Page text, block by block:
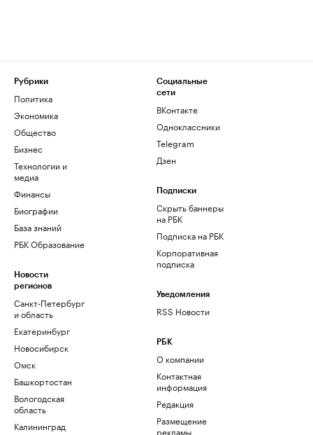
Рубрики
Политика
Экономика
Общество
Бизнес
Технологии и
медиа
Финансы
Биографии
База знаний
РБК Образование
Новости
регионов
Санкт-Петербург
и область
Екатеринбург
Новосибирск
Омск
Башкортостан
Вологодская
область
Калининград
Социальные
сети
ВКонтакте
Одноклассники
Telegram
Дзен
Подписки
Скрыть баннеры
на РБК
Подписка на РБК
Корпоративная
подписка
Уведомления
RSS Новости
РБК
О компании
Контактная
информация
Редакция
Размещение
рекламы